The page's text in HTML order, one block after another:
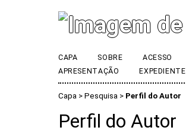
CAPA SOBRE ACESSO
APRESENTAÇÃO
EXPEDIENTE
Capa > Pesquisa > Perfil do Autor
Perfil do Autor